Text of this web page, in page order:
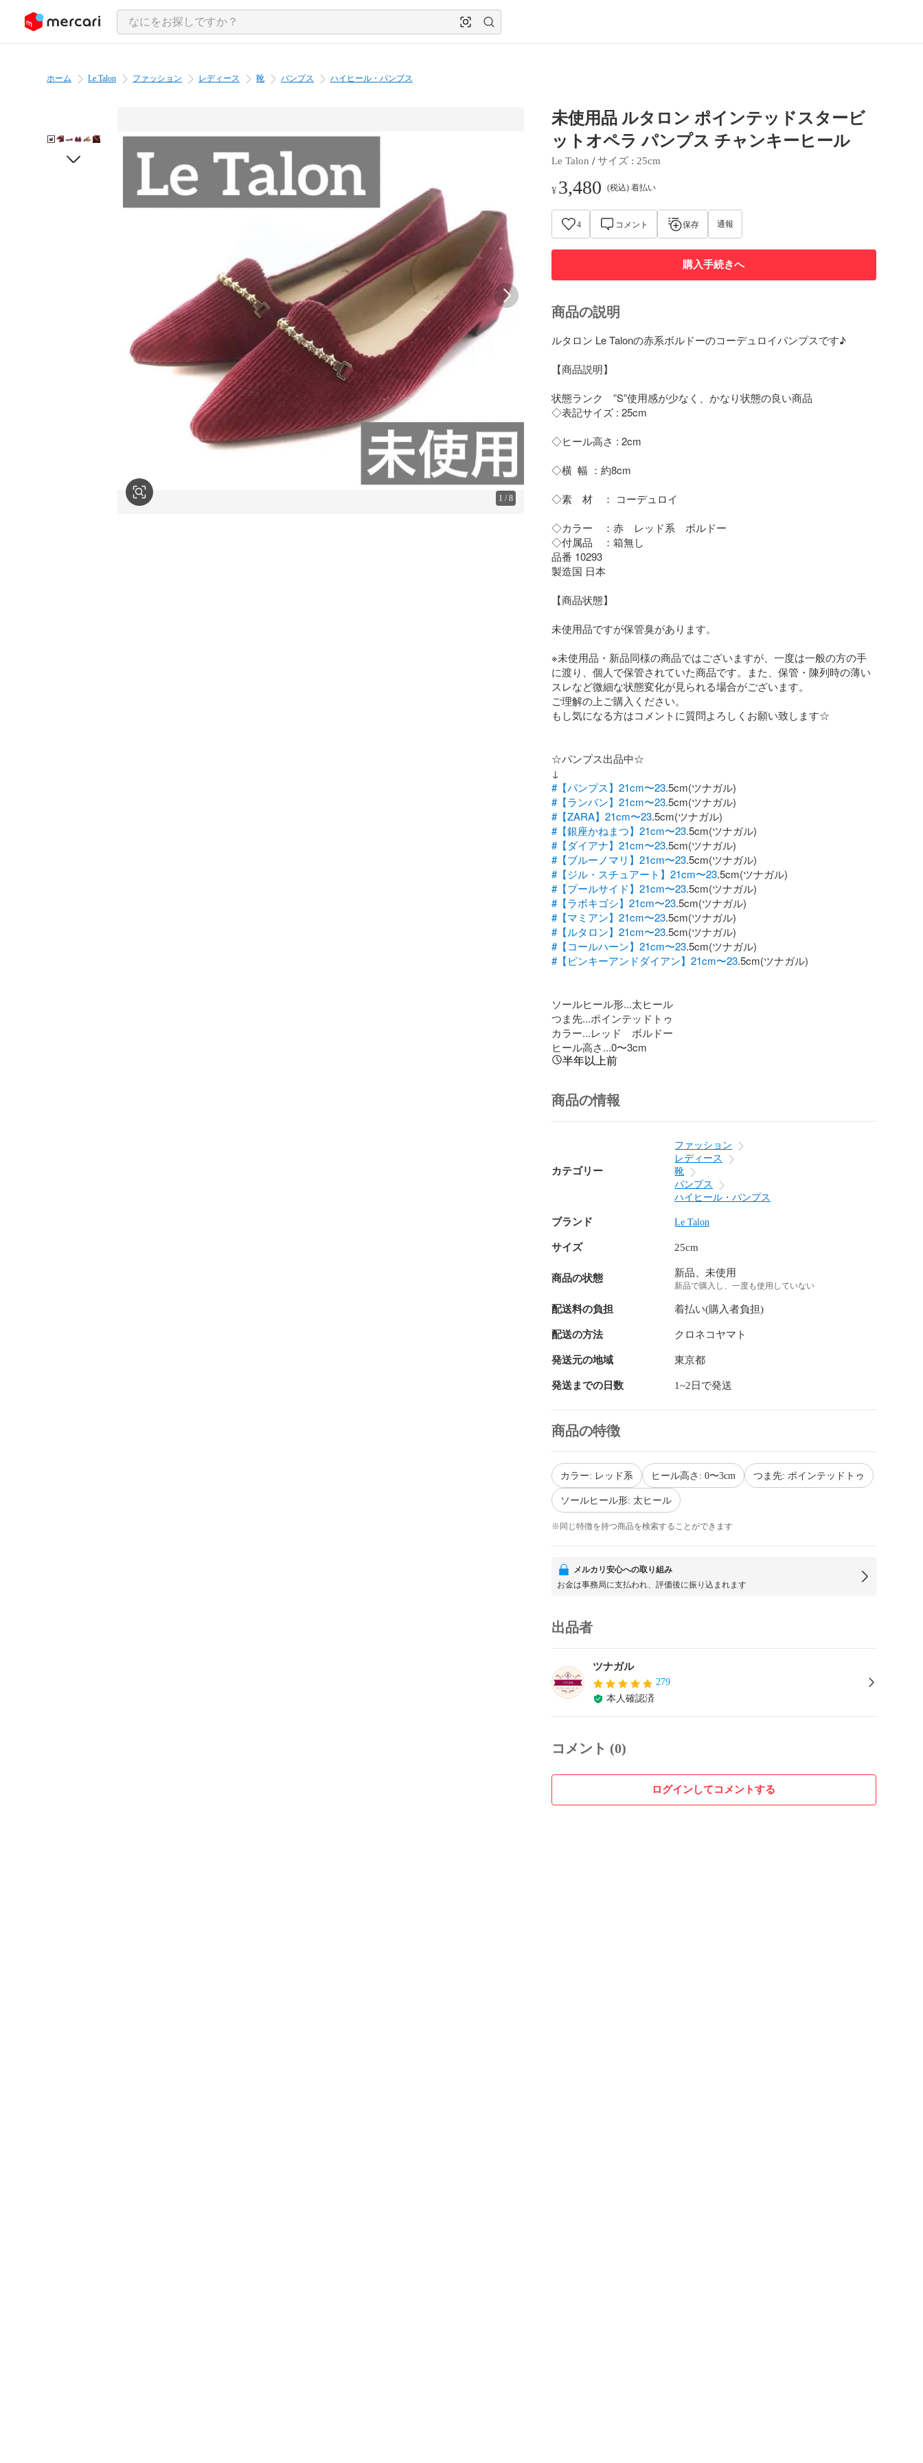
ツにスキップ
ホーム Le Talon ファッション レディース 靴 パンプス ハイヒール・パンプス
1 /8
未使用品 ルタロン ポインテッドスタービ
ットオペラ パンプス チャンキーヒール
Le Talon / サイズ : 25cm
¥ 3,480 (税込) 着払い
4 コメント 保存 通報
購入手続きへ
商品の説明
ルタロン Le Talonの赤系ボルドーのコーデュロイパンプスです♪
【商品説明】
状態ランク　”S”使用感が少なく、かなり状態の良い商品
◇表記サイズ : 25cm
◇ヒール高さ : 2cm
◇横  幅 ：約8cm
◇素　材　： コーデュロイ
◇カラー　：赤　レッド系　ボルドー
◇付属品　：箱無し
品番 10293
製造国 日本
【商品状態】
未使用品ですが保管臭があります。
※未使用品・新品同様の商品ではございますが、一度は一般の方の手
に渡り、個人で保管されていた商品です。また、保管・陳列時の薄い
スレなど微細な状態変化が見られる場合がございます。
ご理解の上ご購入ください。
もし気になる方はコメントに質問よろしくお願い致します☆
☆パンプス出品中☆
#【パンプス】21cm〜23
#【ランバン】21cm〜23
#【ZARA】21cm〜23
#【銀座かねまつ】21cm〜23
#【ダイアナ】21cm〜23
#【ブルーノマリ】21cm〜23
#【ジル・スチュアート】21cm〜23
#【プールサイド】21cm〜23
#【ラボキゴシ】21cm〜23
#【マミアン】21cm〜23
#【ルタロン】21cm〜23
#【コールハーン】21cm〜23
#【ピンキーアンドダイアン】21cm〜23.5cm(ツナガル)
ソールヒール形...太ヒール
つま先...ポインテッドトゥ
カラー...レッド　ボルドー
ヒール高さ...0〜3cm
半年以上前
商品の情報
カテゴリー
ファッション
レディース
靴
パンプス
ハイヒール・パンプス
ブランド Le Talon
サイズ 25cm
商品の状態 新品、未使用
新品で購入し、一度も使用していない
配送料の負担 着払い(購入者負担)
配送の方法 クロネコヤマト
発送元の地域 東京都
発送までの日数 1~2日で発送
商品の特徴
カラー: レッド系 ヒール高さ: 0〜3cm つま先: ポインテッドトゥ
ソールヒール形: 太ヒール
※同じ特徴を持つ商品を検索することができます
メルカリ安心への取り組み
お金は事務局に支払われ、評価後に振り込まれます
出品者
ツナガル
279
本人確認済
コメント (0)
ログインしてコメントする